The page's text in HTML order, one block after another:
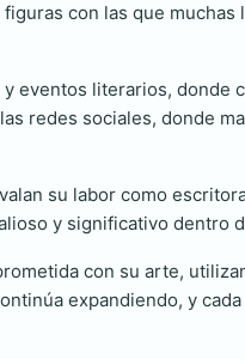
con las que
eventos literarios,
redes sociales, donde
su labor como
y significativo dentro
con su arte,
expandiendo, y